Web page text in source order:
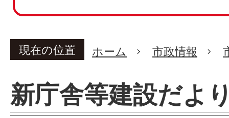
現在の位置 ホーム 市政情報
新庁舎等建設だよ